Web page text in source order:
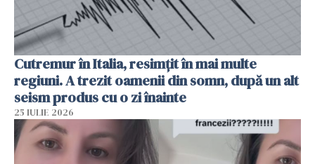
Cutremur în Italia, resimțit în mai multe
regiuni. A trezit oamenii din somn, după un alt
seism produs cu o zi înainte
25 IULIE 2026